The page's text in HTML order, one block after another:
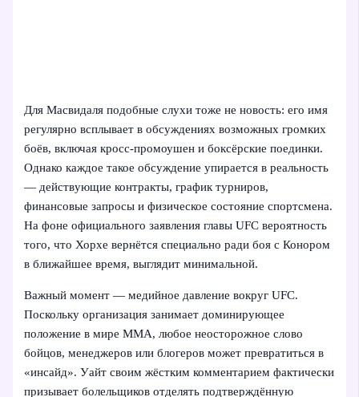
Для Масвидаля подобные слухи тоже не новость: его имя
регулярно всплывает в обсуждениях возможных громких
боёв, включая кросс-промоушен и боксёрские поединки.
Однако каждое такое обсуждение упирается в реальность
— действующие контракты, график турниров,
финансовые запросы и физическое состояние спортсмена.
На фоне официального заявления главы UFC вероятность
того, что Хорхе вернётся специально ради боя с Конором
в ближайшее время, выглядит минимальной.
Важный момент — медийное давление вокруг UFC.
Поскольку организация занимает доминирующее
положение в мире ММА, любое неосторожное слово
бойцов, менеджеров или блогеров может превратиться в
«инсайд». Уайт своим жёстким комментарием фактически
призывает болельщиков отделять подтверждённую